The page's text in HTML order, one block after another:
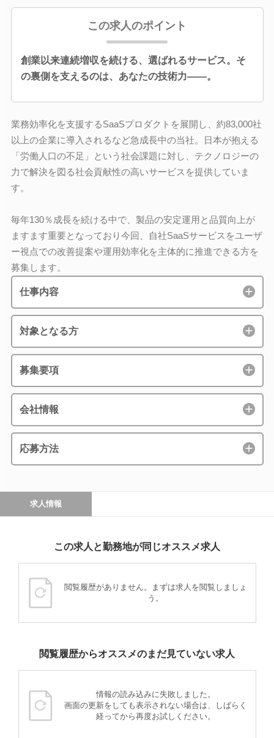
この求人のポイント
創業以来連続増収を続ける、選ばれるサービス。そ
の裏側を支えるのは、あなたの技術力――。
業務効率化を支援するSaaSプロダクトを展開し、約83,000社
以上の企業に導入されるなど急成長中の当社。日本が抱える
「労働人口の不足」という社会課題に対し、テクノロジーの
力で解決を図る社会貢献性の高いサービスを提供していま
す。
毎年130％成長を続ける中で、製品の安定運用と品質向上が
ますます重要となっており今回、自社SaaSサービスをユーザ
ー視点での改善提案や運用効率化を主体的に推進できる方を
募集します。
仕事内容
対象となる方
募集要項
会社情報
応募方法
求人情報
この求人と勤務地が同じオススメ求人
閲覧履歴がありません。まずは求人を閲覧しましょ
う。
閲覧履歴からオススメのまだ見ていない求人
情報の読み込みに失敗しました。
画面の更新をしても表示されない場合は、しばらく
経ってから再度お試しください。